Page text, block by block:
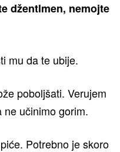
džentlmen, nemojte
mu da te ubije.
poboljšati. Verujem
učinimo gorim.
Potrebno je skoro